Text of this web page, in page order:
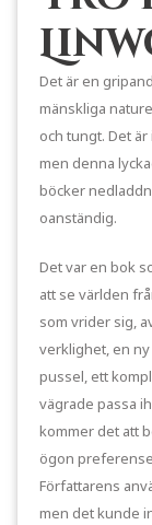
Det är en
mänskliga
och tungt. Det
men denna
böcker
oanständig.
Det var en bok
att se världen
som vrider sig,
verklighet, en
pussel, ett
vägrade passa
kommer det att
ögon
Författarens
men det kunde